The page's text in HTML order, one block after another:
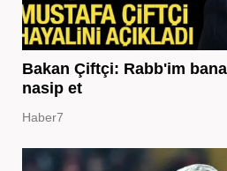
Bakan Çiftçi: Rabb'im
nasip et
Haber7